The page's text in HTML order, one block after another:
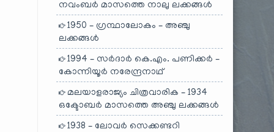
നവംബർ മാസത്തെ നാലു ലക്കങ്ങൾ
1950 – ഗ്രന്ഥാലോകം – അഞ്ചു
ലക്കങ്ങൾ
1994 – സർദാർ കെ.എം. പണിക്കർ –
കോന്നിയൂർ നരേന്ദ്രനാഥ്
മലയാളരാജ്യം ചിത്രവാരിക – 1934
ഒക്ടോബർ മാസത്തെ അഞ്ചു ലക്കങ്ങൾ
1938 – ലോവർ സെക്കണ്ടറി